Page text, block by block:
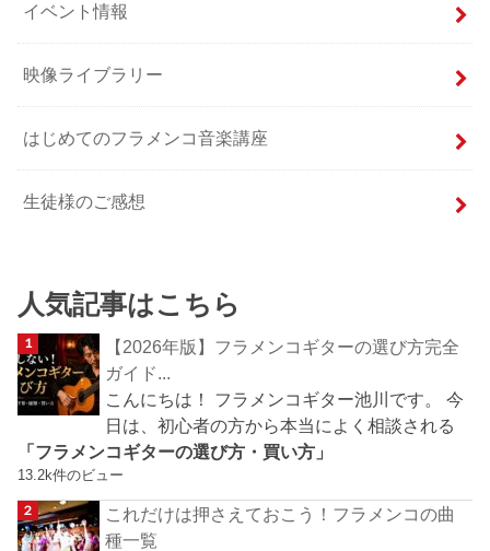
イベント情報
映像ライブラリー
はじめてのフラメンコ音楽講座
生徒様のご感想
人気記事はこちら
【2026年版】フラメンコギターの選び方完全
ガイド...
こんにちは！ フラメンコギター池川です。 今
日は、初心者の方から本当によく相談される
「フラメンコギターの選び方・買い方」
13.2k件のビュー
これだけは押さえておこう！フラメンコの曲
種一覧